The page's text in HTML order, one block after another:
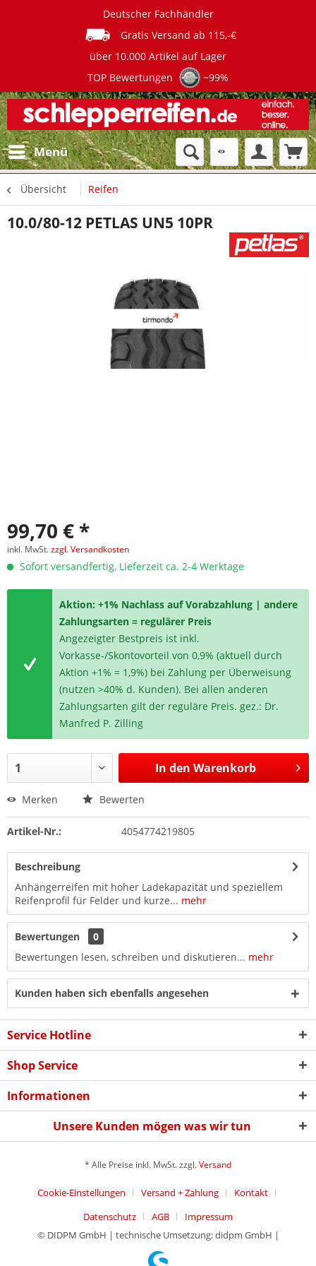
Deutscher Fachhändler
Gratis Versand ab 115,-€
über 10.000 Artikel auf Lager
TOP Bewertungen
~99%
Menü
Übersicht Reifen
10.0/80-12 PETLAS UN5 10PR
99,70 € *
inkl. MwSt.zzgl. Versandkosten
Sofort versandfertig, Lieferzeit ca. 2-4 Werktage
Aktion: +1% Nachlass auf Vorabzahlung | andere
Zahlungsarten = regulärer Preis
Angezeigter Bestpreis ist inkl.
Vorkasse-/Skontovorteil von 0,9% (aktuell durch
Aktion +1% = 1,9%) bei Zahlung per Überweisung
(nutzen >40% d. Kunden). Bei allen anderen
Zahlungsarten gilt der reguläre Preis. gez.: Dr.
Manfred P. Zilling
In den Warenkorb
Merken Bewerten
Artikel-Nr.: 4054774219805
Beschreibung
Anhängerreifen mit hoher Ladekapazität und speziellem
Reifenprofil für Felder und kurze... mehr
Bewertungen
0
Bewertungen lesen, schreiben und diskutieren... mehr
Kunden haben sich ebenfalls angesehen
Service Hotline
Shop Service
Informationen
Unsere Kunden mögen was wir tun
* Alle Preise inkl. MwSt. zzgl.Versand
Cookie-Einstellungen Versand + Zahlung
Kontakt
Datenschutz
AGB
Impressum
© DIDPM GmbH | technische Umsetzung: didpm GmbH |